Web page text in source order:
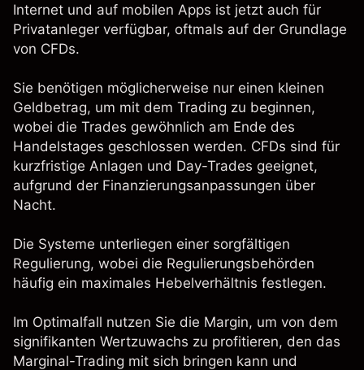
Internet und auf mobilen Apps ist jetzt auch für
Privatanleger verfügbar, oftmals auf der Grundlage
von CFDs.
Sie benötigen möglicherweise nur einen kleinen
Geldbetrag, um mit dem Trading zu beginnen,
wobei die Trades gewöhnlich am Ende des
Handelstages geschlossen werden. CFDs sind für
kurzfristige Anlagen und Day-Trades geeignet,
aufgrund der Finanzierungsanpassungen über
Nacht.
Die Systeme unterliegen einer sorgfältigen
Regulierung, wobei die Regulierungsbehörden
häufig ein maximales Hebelverhältnis festlegen.
Im Optimalfall nutzen Sie die Margin, um von dem
signifikanten Wertzuwachs zu profitieren, den das
Marginal-Trading mit sich bringen kann und